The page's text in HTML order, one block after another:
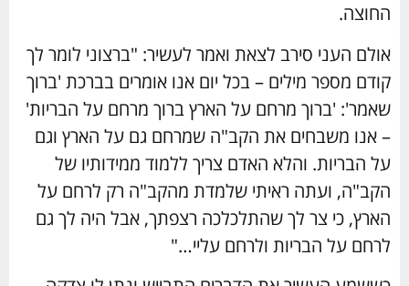
החוצה.
אולם העני סירב לצאת ואמר לעשיר: "ברצוני לומר לך
קודם מספר מילים – בכל יום אנו אומרים בברכת 'ברוך
שאמר': 'ברוך מרחם על הארץ ברוך מרחם על הבריות'
– אנו משבחים את הקב"ה שמרחם גם על הארץ וגם
על הבריות. והלא האדם צריך ללמוד ממידותיו של
הקב"ה, ועתה ראיתי שלמדת מהקב"ה רק לרחם על
הארץ, כי צר לך שהתלכלכה רצפתך, אבל היה לך גם
לרחם על הבריות ולרחם עליי…"